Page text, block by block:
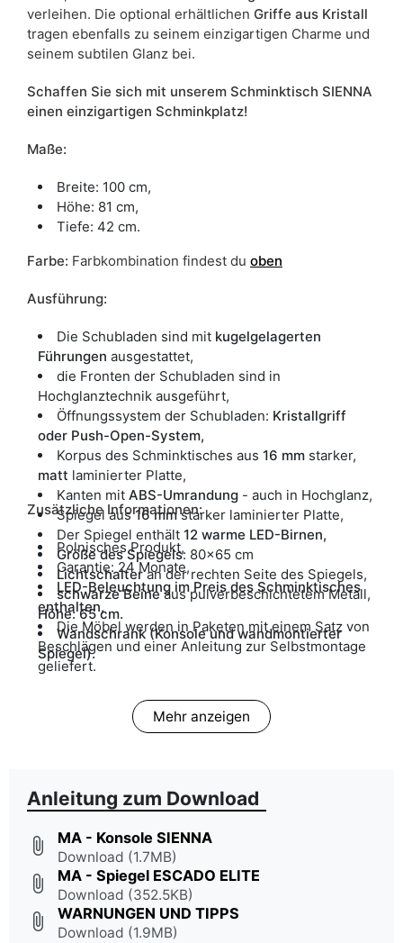
verleihen. Die optional erhältlichen Griffe aus Kristall
tragen ebenfalls zu seinem einzigartigen Charme und
seinem subtilen Glanz bei.
Schaffen Sie sich mit unserem Schminktisch SIENNA
einen einzigartigen Schminkplatz!
Maße:
Breite: 100 cm,
Höhe: 81 cm,
Tiefe: 42 cm.
Farbe: Farbkombination findest du oben
Ausführung:
Die Schubladen sind mit kugelgelagerten
Führungen ausgestattet,
die Fronten der Schubladen sind in
Hochglanztechnik ausgeführt,
Öffnungssystem der Schubladen: Kristallgriff
oder Push-Open-System,
Korpus des Schminktisches aus 16 mm starker,
matt laminierter Platte,
Kanten mit ABS-Umrandung - auch in Hochglanz,
Spiegel aus16 mmstarker laminierter Platte,
Der Spiegel enthält 12 warme LED-Birnen,
Größe des Spiegels: 80x65 cm
Lichtschalteran der rechten Seite des Spiegels,
schwarze Beineaus pulverbeschichtetem Metall,
Höhe: 65 cm.
Wandschrank (Konsole und wandmontierter
Spiegel).
Zusätzliche Informationen:
Polnisches Produkt,
Garantie: 24 Monate,
LED-Beleuchtung im Preis des Schminktisches
enthalten,
Die Möbel werden in Paketen mit einem Satz von
Beschlägen und einer Anleitung zur Selbstmontage
geliefert.
Mehr anzeigen
Anleitung zum Download
attach_file MA - Konsole SIENNA
Download (1.7MB)
attach_file MA - Spiegel ESCADO ELITE
Download (352.5KB)
attach_file WARNUNGEN UND TIPPS
Download (1.9MB)